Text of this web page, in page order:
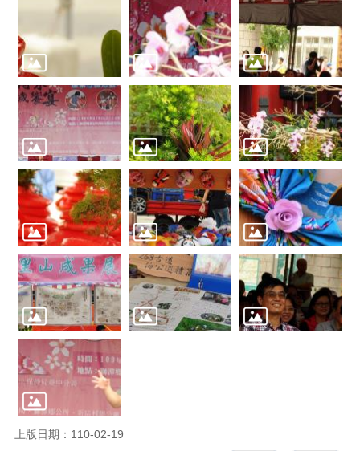
上版日期：110-02-19